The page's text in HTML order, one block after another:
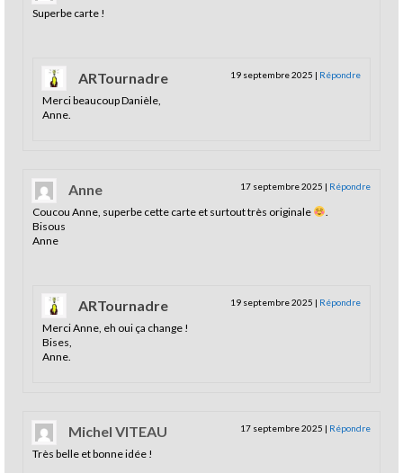
Superbe carte !
ARTournadre 19 septembre 2025 | Répondre
Merci beaucoup Danièle,
Anne.
Anne 17 septembre 2025 | Répondre
Coucou Anne, superbe cette carte et surtout très originale
Bisous
Anne
ARTournadre 19 septembre 2025 | Répondre
Merci Anne, eh oui ça change !
Bises,
Anne.
Michel VITEAU 17 septembre 2025 | Répondre
Très belle et bonne idée !